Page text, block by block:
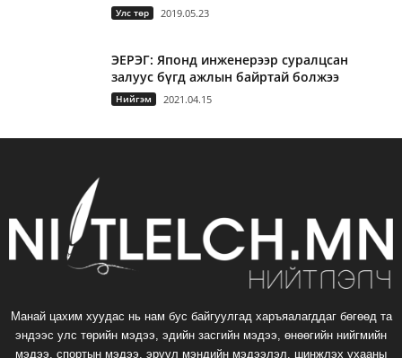
Улс төр 2019.05.23
ЭЕРЭГ: Японд инженерээр суралцсан
залуус бүгд ажлын байртай болжээ
Нийгэм 2021.04.15
Манай цахим хуудас нь нам бус байгуулгад харъяалагддаг бөгөөд та
эндээс улс төрийн мэдээ, эдийн засгийн мэдээ, өнөөгийн нийгмийн
мэдээ, спортын мэдээ, эрүүл мэндийн мэдээлэл, шинжлэх ухааны